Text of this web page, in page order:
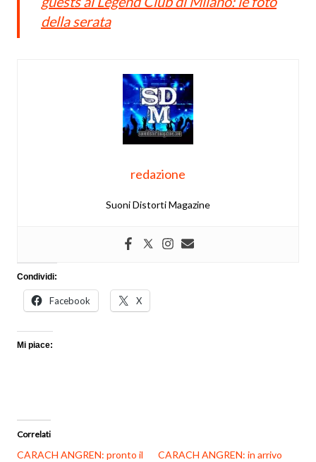
della serata
redazione
Suoni Distorti Magazine
Condividi:
Facebook X
Mi piace:
Correlati
CARACH ANGREN: pronto il
CARACH ANGREN: in arrivo